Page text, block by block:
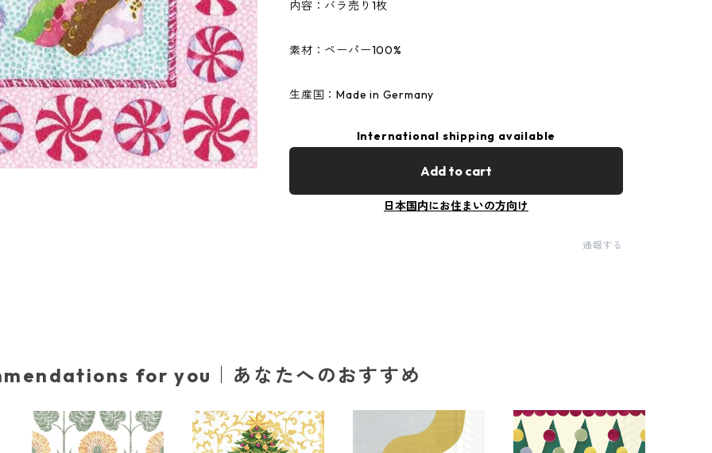
内容：バラ売り1枚
素材：ペーパー100%
生産国：Made in Germany
International shipping available
Add to cart
日本国内にお住まいの方向け
通報する
for you｜あなたへのおすすめ